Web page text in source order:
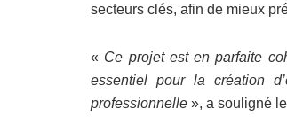
secteurs clés, afin de mieux
« Ce projet est en parfaite
essentiel pour la création
professionnelle », a souligné